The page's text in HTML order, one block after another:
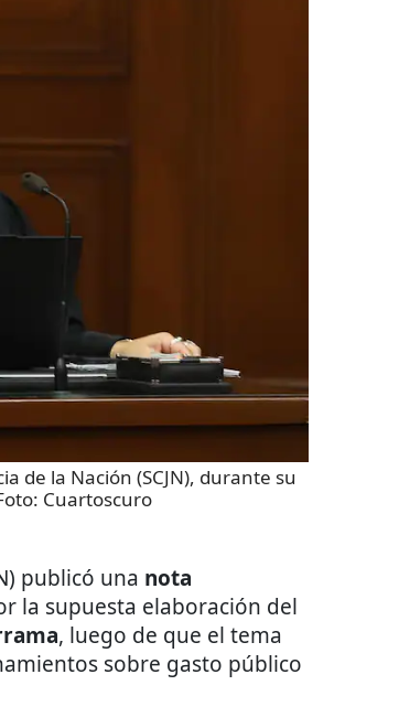
de la Nación (SCJN), durante su
Cuartoscuro
publicó una nota
la supuesta elaboración del
, luego de que el tema
sobre gasto público